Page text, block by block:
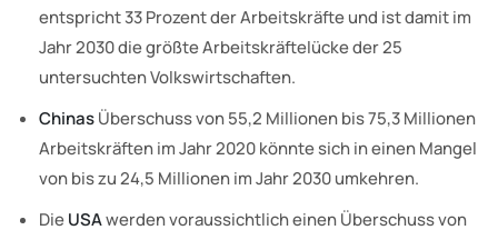
entspricht 33 Prozent der Arbeitskräfte und ist damit im
Jahr 2030 die größte Arbeitskräftelücke der 25
untersuchten Volkswirtschaften.
ChinasÜberschuss von 55,2 Millionen bis 75,3 Millionen
Arbeitskräften im Jahr 2020 könnte sich in einen Mangel
von bis zu 24,5 Millionen im Jahr 2030 umkehren.
DieUSAwerden voraussichtlich einen Überschuss von